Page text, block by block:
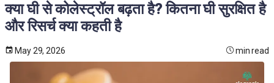
क्या घी से कोलेस्ट्रॉल बढ़ता है? कितना घी सुरक्षित है
और रिसर्च क्या कहती है
May 29, 2026 min read